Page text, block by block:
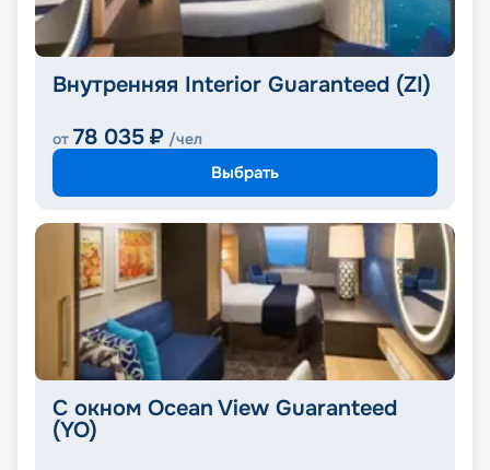
Внутренняя Interior Guaranteed (ZI)
от 78 035 ₽ /чел
Выбрать
С окном Ocean View Guaranteed
(YO)